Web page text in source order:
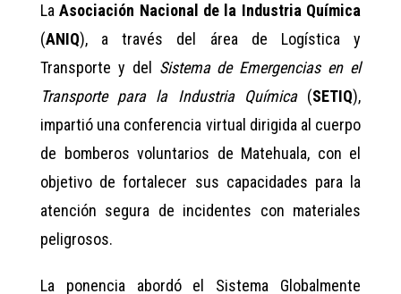
LaAsociación Nacional de la Industria Química
(ANIQ), a través del área de Logística y
Transporte y del Sistema de Emergencias en el
Transporte para la Industria Química(SETIQ),
impartió una conferencia virtual dirigida al cuerpo
de bomberos voluntarios de Matehuala, con el
objetivo de fortalecer sus capacidades para la
atención segura de incidentes con materiales
peligrosos.
La ponencia abordó el Sistema Globalmente